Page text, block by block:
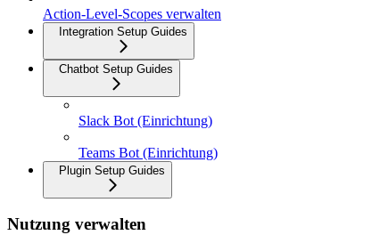
Action-Level-Scopes verwalten
Integration Setup Guides
Chatbot Setup Guides
Slack Bot (Einrichtung)
Teams Bot (Einrichtung)
Plugin Setup Guides
Nutzung verwalten